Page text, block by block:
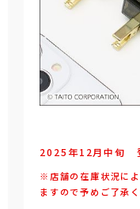
2025年12月中旬
※店舗の在庫状況に
ますので予めご了承く